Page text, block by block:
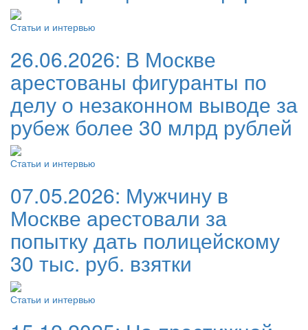
Статьи и интервью
26.06.2026: В Москве
арестованы фигуранты по
делу о незаконном выводе за
рубеж более 30 млрд рублей
Статьи и интервью
07.05.2026: Мужчину в
Москве арестовали за
попытку дать полицейскому
30 тыс. руб. взятки
Статьи и интервью